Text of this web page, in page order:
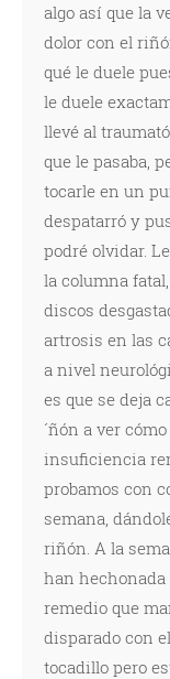
algo así que la
dolor con el
qué le duele
le duele
llevé al
que le pasaba,
tocarle en un
despatarró y
podré olvidar.
la columna
discos
artrosis en las
a nivel
es que se deja
´ñón a ver
insuficiencia
probamos con
semana,
riñón. A la
han hechonada
remedio que
disparado con
tocadillo pero